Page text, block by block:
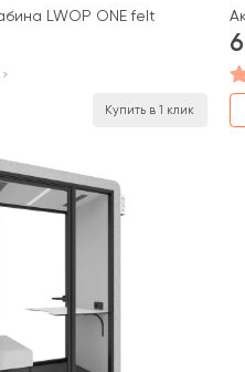
LWOP ONE felt
Купить в 1 клик